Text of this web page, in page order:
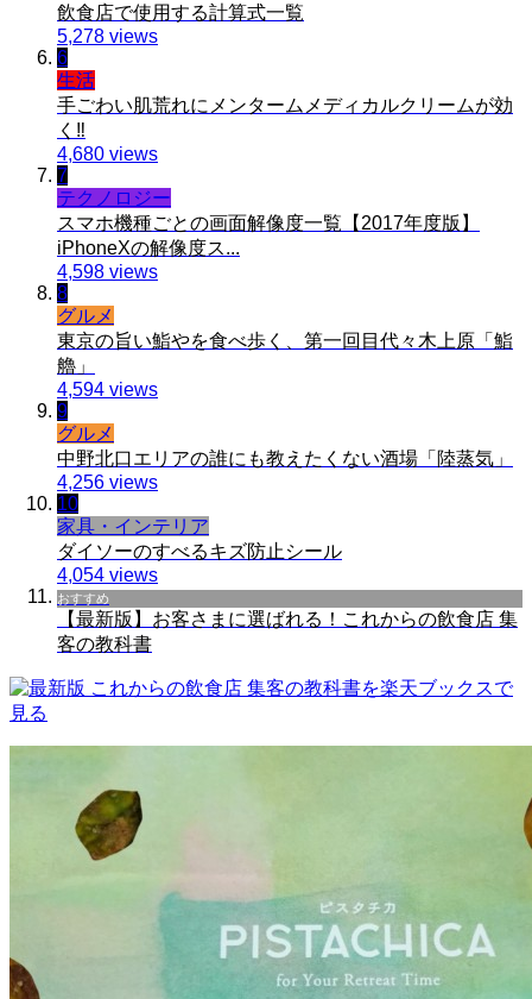
飲食店で使用する計算式一覧
5,278 views
6
生活
手ごわい肌荒れにメンタームメディカルクリームが効
く‼︎
4,680 views
7
テクノロジー
スマホ機種ごとの画面解像度一覧【2017年度版】
iPhoneXの解像度ス...
4,598 views
8
グルメ
東京の旨い鮨やを食べ歩く、第一回目代々木上原「鮨
艪」
4,594 views
9
グルメ
中野北口エリアの誰にも教えたくない酒場「陸蒸気」
4,256 views
10
家具・インテリア
ダイソーのすべるキズ防止シール
4,054 views
おすすめ
【最新版】お客さまに選ばれる！これからの飲食店 集
客の教科書